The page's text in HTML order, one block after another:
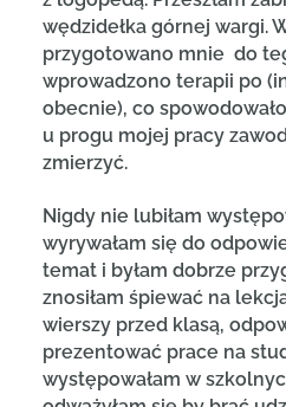
wędzidełka górnej wargi.
przygotowano mnie do
wprowadzono terapii po
obecnie), co
u progu mojej pracy
zmierzyć.
Nigdy nie lubiłam
wyrywałam się do
temat i byłam dobrze
znosiłam śpiewać na
wierszy przed klasą,
prezentować prace na
występowałam w